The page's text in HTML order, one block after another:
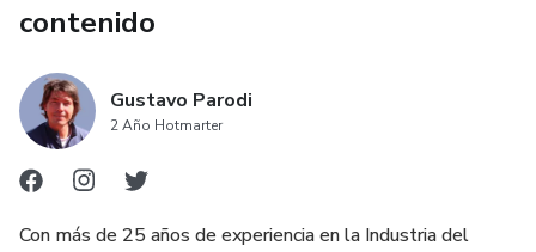
Estrategias mentales para mantener la calma y cerrar sets
🎁 Qué incluye tu inscripción
✅ Masterclass en vivo (2 horas) + grabación.
✅ PDF táctico: “5 patrones ganadores en partidos de club”.
contenido
Gustavo Parodi
2 Año Hotmarter
Con más de 25 años de experiencia en la Industria del